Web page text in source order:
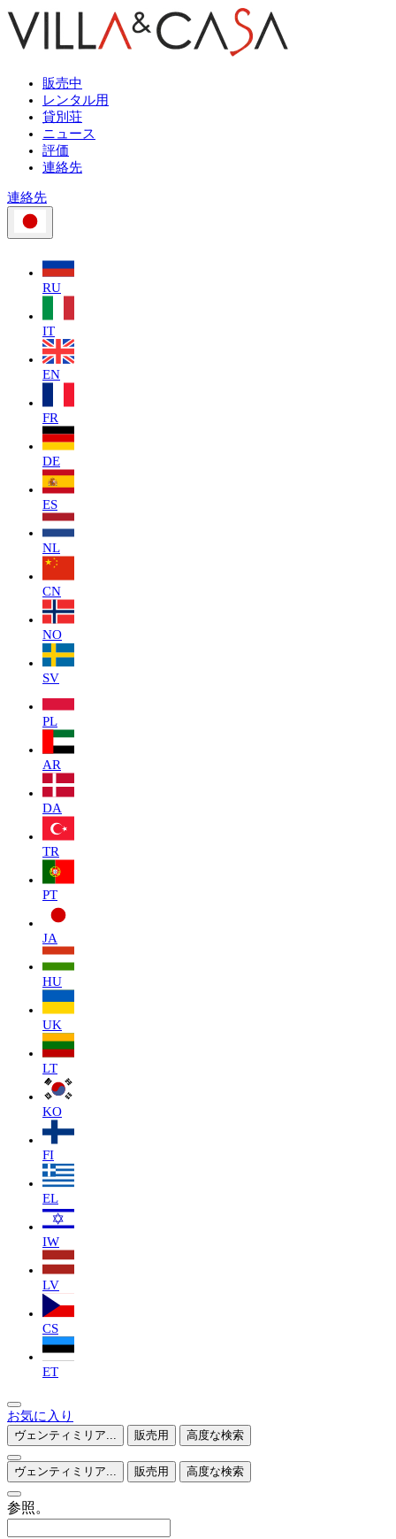
販売中
レンタル用
貸別荘
ニュース
評価
連絡先
連絡先
RU
IT
EN
FR
DE
ES
NL
CN
NO
SV
PL
AR
DA
TR
PT
JA
HU
UK
LT
KO
FI
EL
IW
LV
CS
ET
お気に入り
ヴェンティミリア... 販売用 高度な検索
ヴェンティミリア... 販売用 高度な検索
参照。